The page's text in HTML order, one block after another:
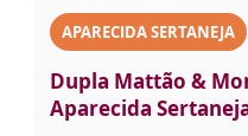
APARECIDA SERTANEJA
Dupla Mattão &
Aparecida